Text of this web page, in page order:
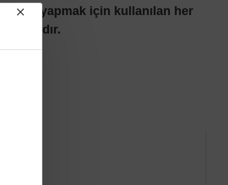
yapmak için kullanılan her